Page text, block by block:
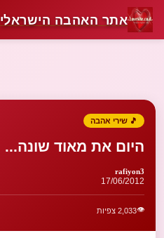
אתר האהבה הישראלי
🎵 שירי אהבה
היום את מאוד שונה...
rafiyon3
17/06/2012
👁️2,033 צפיות